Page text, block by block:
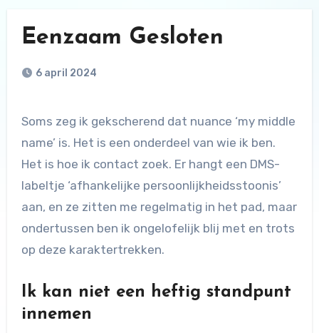
Eenzaam Gesloten
6 april 2024
Soms zeg ik gekscherend dat nuance ‘my middle
name’ is. Het is een onderdeel van wie ik ben.
Het is hoe ik contact zoek. Er hangt een DMS-
labeltje ‘afhankelijke persoonlijkheidsstoonis’
aan, en ze zitten me regelmatig in het pad, maar
ondertussen ben ik ongelofelijk blij met en trots
op deze karaktertrekken.
Ik kan niet een heftig standpunt
innemen